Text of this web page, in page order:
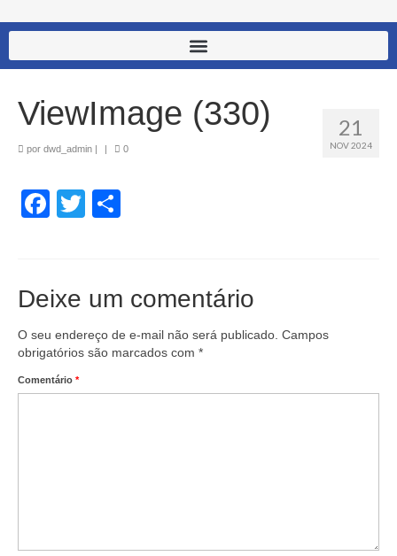
21
NOV 2024
ViewImage (330)
por dwd_admin 0
Facebook
Twitter
Deixe um comentário
O seu endereço de e-mail não será publicado. Campos
obrigatórios são marcados com *
Comentário *